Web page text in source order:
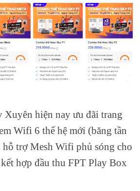
Xuyên hiện nay ưu đãi trang
Wifi 6 thế hệ mới (băng tần
hỗ trợ Mesh Wifi phủ sóng cho
hợp đầu thu FPT Play Box